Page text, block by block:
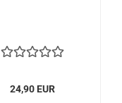
24,90 EUR